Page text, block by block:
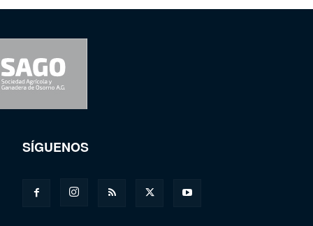
SÍGUENOS